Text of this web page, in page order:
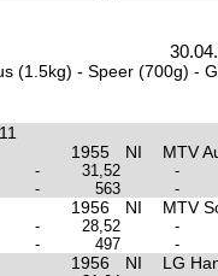
(1.5kg) - Speer (700g) -
1955 NI MTV
- 31,52
-
- 563 -
1956 NI MTV
- 28,52
-
- 497 -
1956 NI LG